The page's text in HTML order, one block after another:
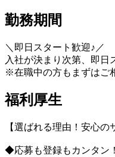
勤務期間
＼即日スタート歓迎♪／
入社が決まり次第、即日
※在職中の方もまずはご
福利厚生
【選ばれる理由！安心の
◆応募も登録もカンタン！